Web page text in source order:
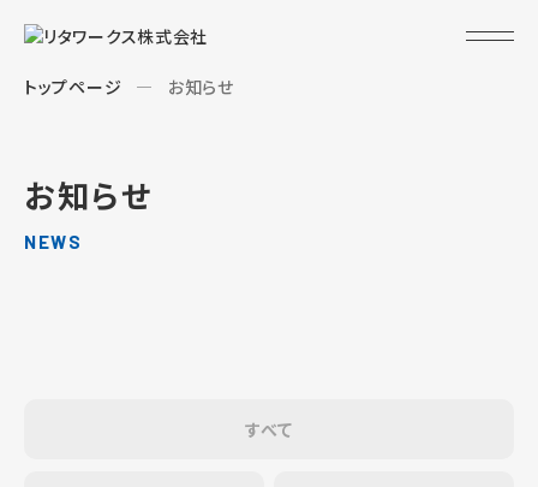
トップページ お知らせ
お知らせ
NEWS
すべて